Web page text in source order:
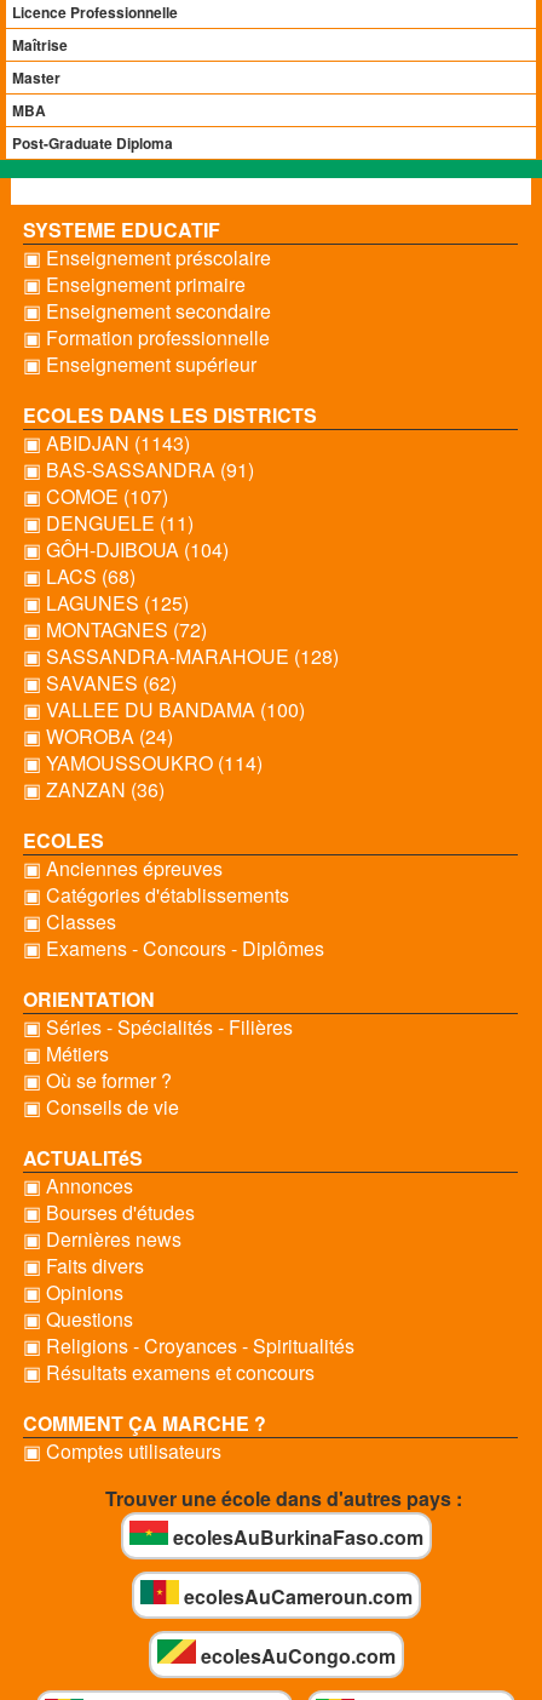
Licence Professionnelle
Maîtrise
Master
MBA
Post-Graduate Diploma
SYSTEME EDUCATIF
▣ Enseignement préscolaire
▣ Enseignement primaire
▣ Enseignement secondaire
▣ Formation professionnelle
▣ Enseignement supérieur
ECOLES DANS LES DISTRICTS
▣ ABIDJAN (1143)
▣ BAS-SASSANDRA (91)
▣ COMOE (107)
▣ DENGUELE (11)
▣ GÔH-DJIBOUA (104)
▣ LACS (68)
▣ LAGUNES (125)
▣ MONTAGNES (72)
▣ SASSANDRA-MARAHOUE (128)
▣ SAVANES (62)
▣ VALLEE DU BANDAMA (100)
▣ WOROBA (24)
▣ YAMOUSSOUKRO (114)
▣ ZANZAN (36)
ECOLES
▣ Anciennes épreuves
▣ Catégories d'établissements
▣ Classes
▣ Examens - Concours - Diplômes
ORIENTATION
▣ Séries - Spécialités - Filières
▣ Métiers
▣ Où se former ?
▣ Conseils de vie
ACTUALITéS
▣ Annonces
▣ Bourses d'études
▣ Dernières news
▣ Faits divers
▣ Opinions
▣ Questions
▣ Religions - Croyances - Spiritualités
▣ Résultats examens et concours
COMMENT ÇA MARCHE ?
▣ Comptes utilisateurs
Trouver une école dans d'autres pays :
ecolesAuBurkinaFaso.com
ecolesAuCameroun.com
ecolesAuCongo.com